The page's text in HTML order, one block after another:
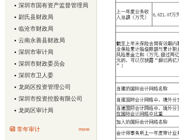
深圳市国有资产监督管理局
尉氏县财政局
临沧市财政局
云南永善县财政局
深圳市审计局
深圳市财政委员会
深圳市卫人委
龙岗区投资管理公司
深圳市投资控股有限公司
龙岗区审计局
常年审计 more